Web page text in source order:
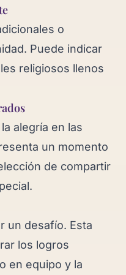
o
Puede indicar
religiosos llenos
alegría en las
un momento
de compartir
un desafío. Esta
los logros
en equipo y la